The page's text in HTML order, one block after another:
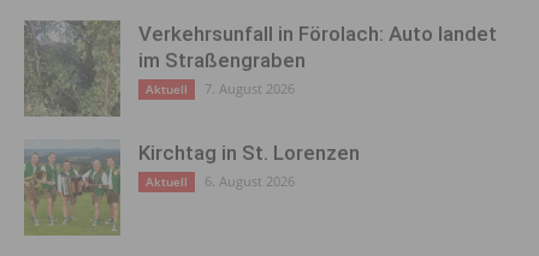
Verkehrsunfall in Förolach: Auto landet
im Straßengraben
Aktuell 7. August 2026
Kirchtag in St. Lorenzen
Aktuell 6. August 2026